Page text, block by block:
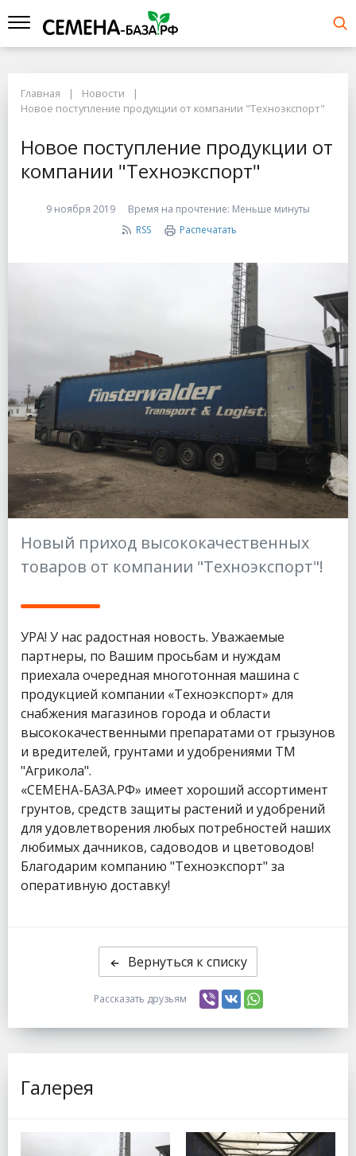
Главная
Новости
Новое поступление продукции от компании "Техноэкспорт"
Новое поступление продукции от
компании "Техноэкспорт"
9 ноября 2019 Время на прочтение: Меньше минуты
RSS
Распечатать
Новый приход высококачественных
товаров от компании "Техноэкспорт"!
УРА! У нас радостная новость. Уважаемые
партнеры, по Вашим просьбам и нуждам
приехала очередная многотонная машина с
продукцией компании «Техноэкспорт» для
снабжения магазинов города и области
высококачественными препаратами от грызунов
и вредителей, грунтами и удобрениями ТМ
"Агрикола".
«СЕМЕНА-БАЗА.РФ» имеет хороший ассортимент
грунтов, средств защиты растений и удобрений
для удовлетворения любых потребностей наших
любимых дачников, садоводов и цветоводов!
Благодарим компанию "Техноэкспорт" за
оперативную доставку!
Вернуться к списку
Рассказать друзьям
Галерея